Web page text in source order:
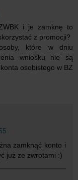
i je zamknę to
z promocji?
które w dniu
wniosku nie są
osobistego w BZ
zamknąć konto i
już ze zwrotami :)